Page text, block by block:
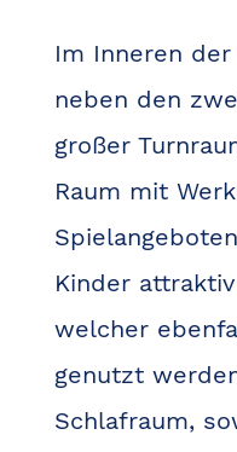
Im Inneren
neben den
großer
Raum mit
Kinder
welcher
genutzt
Schlafraum,